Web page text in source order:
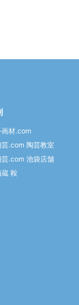
材.com
芸.com 陶芸教室
芸.com 池袋店舗
蔵 鞍